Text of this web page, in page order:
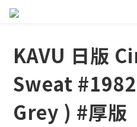
KAVU 日版
Sweat
Grey ) #厚版